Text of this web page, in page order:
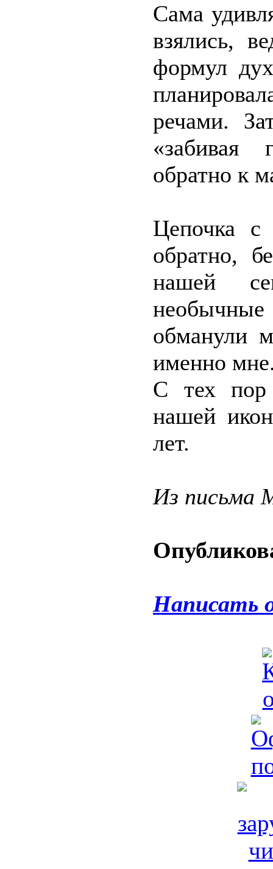
Сама
взялись,
формул
речами.
«забивая
обратно к
Цепочка с
обратно,
нашей
обманули
именно
С тех пор
нашей
лет.
Из письма
Написать